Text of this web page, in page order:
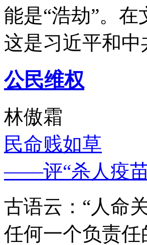
能是“浩劫”。
这是习近平和
公民维权
林傲霜
民命贱如草
——评“杀人疫
古语云：“人命
任何一个负责